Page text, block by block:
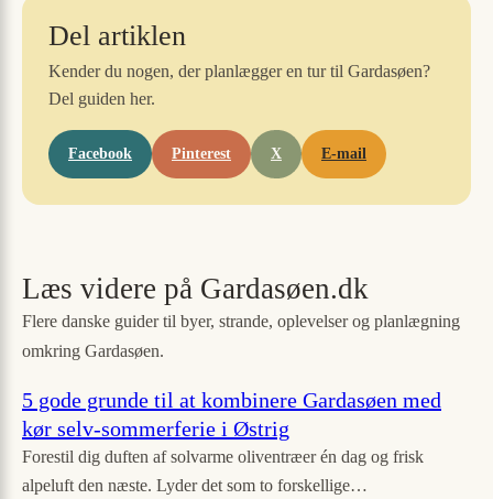
Del artiklen
Kender du nogen, der planlægger en tur til Gardasøen?
Del guiden her.
Facebook Pinterest X E-mail
Læs videre på Gardasøen.dk
Flere danske guider til byer, strande, oplevelser og planlægning
omkring Gardasøen.
5 gode grunde til at kombinere Gardasøen med
kør selv-sommerferie i Østrig
Forestil dig duften af solvarme oliventræer én dag og frisk
alpeluft den næste. Lyder det som to forskellige…